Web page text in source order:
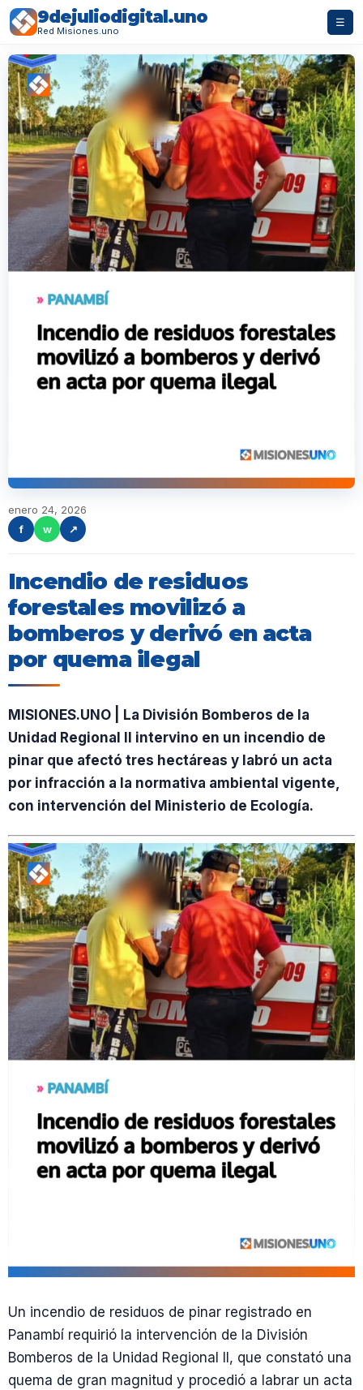
9dejuliodigital.uno
Red Misiones.uno
☰
enero 24, 2026
f
w ↗
Incendio de residuos
forestales movilizó a
bomberos y derivó en acta
por quema ilegal
MISIONES.UNO | La División Bomberos de la
Unidad Regional II intervino en un incendio de
pinar que afectó tres hectáreas y labró un acta
por infracción a la normativa ambiental vigente,
con intervención del Ministerio de Ecología.
Un incendio de residuos de pinar registrado en
Panambí requirió la intervención de la División
Bomberos de la Unidad Regional II, que constató una
quema de gran magnitud y procedió a labrar un acta